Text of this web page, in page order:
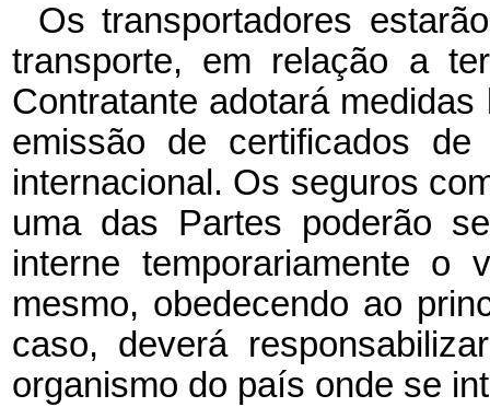
Os transportadores
transporte, em relação a
Contratante adotará
emissão de certificados
internacional. Os seguros
uma das Partes poderão
interne temporariamente
mesmo, obedecendo ao
caso, deverá
organismo do país onde se